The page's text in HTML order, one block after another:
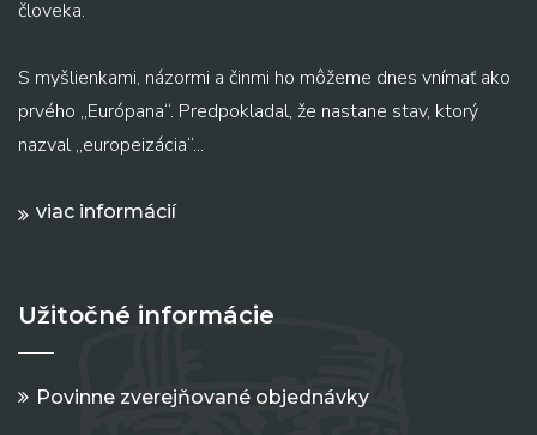
človeka.
S myšlienkami, názormi a činmi ho môžeme dnes vnímať ako
prvého „Európana“. Predpokladal, že nastane stav, ktorý
nazval „europeizácia“...
viac informácií
Užitočné informácie
Povinne zverejňované objednávky